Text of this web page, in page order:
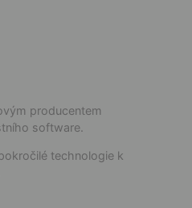
producentem
software.
technologie k